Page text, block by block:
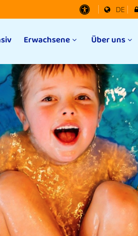
DE
Erwachsene Über uns